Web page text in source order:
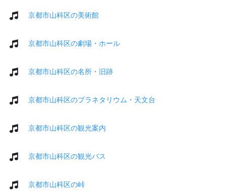
京都市山科区の美術館
京都市山科区の劇場・ホール
京都市山科区の名所・旧跡
京都市山科区のプラネタリウム・天文台
京都市山科区の観光案内
京都市山科区の観光バス
京都市山科区の峠